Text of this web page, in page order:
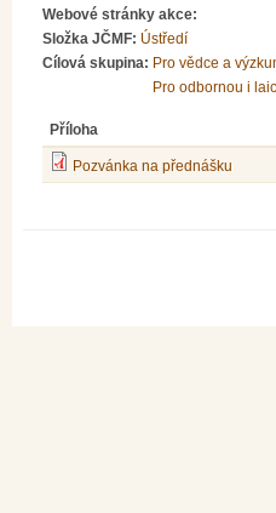
Webové stránky akce:
Složka JČMF: Ústředí
Cílová skupina: Pro vědce a
Pro odbornou i
Příloha
Pozvánka na přednášku